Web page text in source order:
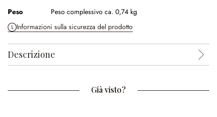
Peso
Peso complessivo ca. 0,74 kg
Informazioni sulla sicurezza del prodotto
Descrizione
Già visto?